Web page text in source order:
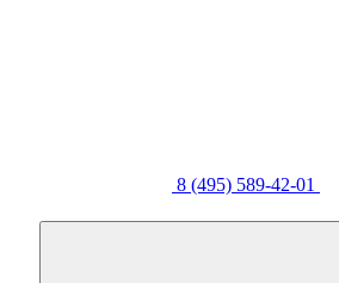
8 (495) 589-42-01